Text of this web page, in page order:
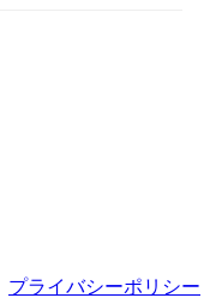
プライバシーポリシー